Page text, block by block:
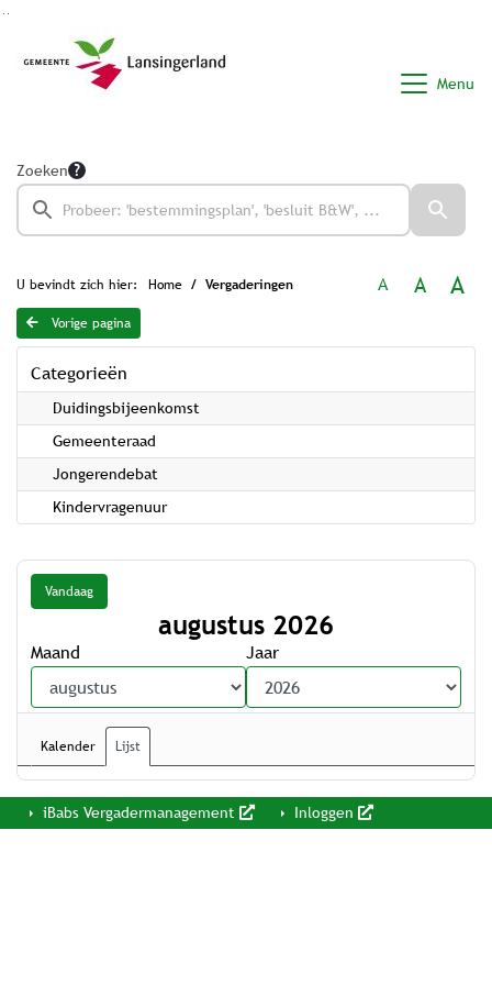
Menu
Zoeken
U bevindt zich hier: Home Vergaderingen A A A
Vorige pagina
Categorieën
Duidingsbijeenkomst
Gemeenteraad
Jongerendebat
Kindervragenuur
Vandaag
augustus 2026
Maand Jaar
Kalender Lijst
iBabs Vergadermanagement Inloggen